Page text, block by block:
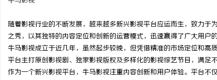
随着影视行业的不断发展，越来越多新兴影视平台应运而生，致力
之秀，以其独特的内容定位和创新的运营模式，迅速赢得了广大用户
牛马影视成立于近几年，虽然起步较晚，但凭借精准的市场定位和
平台主打原创影视剧、独家影视版权及多样化的影视综艺节目，满足
作为一个新兴影视平台，牛马影视注重内容创新和用户体验。平台